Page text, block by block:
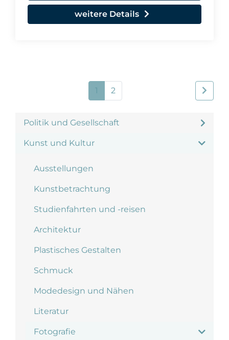
Politik und Gesellschaft
Kunst und Kultur
Ausstellungen
Kunstbetrachtung
Studienfahrten und -reisen
Architektur
Plastisches Gestalten
Schmuck
Modedesign und Nähen
Literatur
Fotografie
weitere Details
1 2